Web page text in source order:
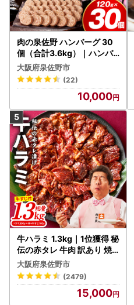
肉の泉佐野 ハンバーグ 30
個（合計3.6kg）｜ハンバ
ーグ 訳あり 黒毛和牛×なに
わポーク
大阪府泉佐野市
(22)
10,000
牛ハラミ 1.3kg｜1位獲得 秘
伝の赤タレ 牛肉 訳あり 焼
肉 BBQ
大阪府泉佐野市
(2479)
15,000